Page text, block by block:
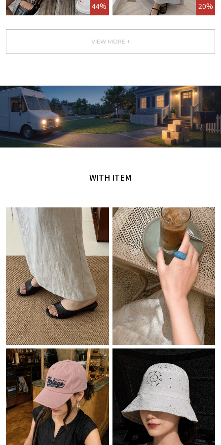
44% 20%
VIEW MORE +
GET IT TODAY
WITH ITEM